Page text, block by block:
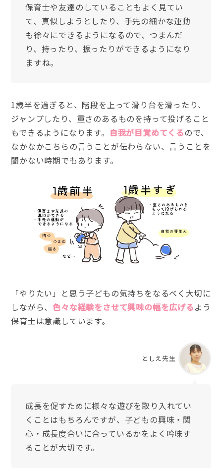
保育士や友達のしていることもよく見てい
て、真似しようとしたり、手先の細かな運動
も徐々にできるようになるので、つまんだ
り、持ったり、振ったりができるようになり
ますね。
1歳半を過ぎると、階段を上って滑り台を滑ったり、
ジャンプしたり、重さのあるものを持って投げること
もできるようになります。 自我が目覚めてくるので、
なかなかこちらの言うことが伝わらない、言うことを
聞かない時期でもあります。
「やりたい」と思う子どもの気持ちをなるべく大切に
しながら、色々な経験をさせて興味の幅を広げるよう
保育士は意識しています。
としえ先生
成長を促すために様々な遊びを取り入れてい
くことはもちろんですが、子どもの興味・関
心・成長度合いに合っているかをよく吟味す
ることが大切です。